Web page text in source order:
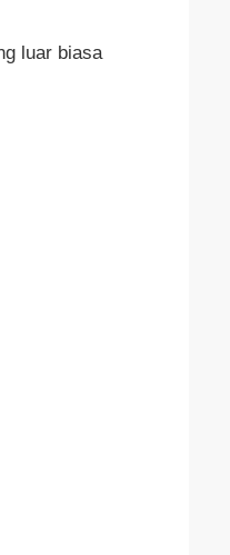
luar biasa